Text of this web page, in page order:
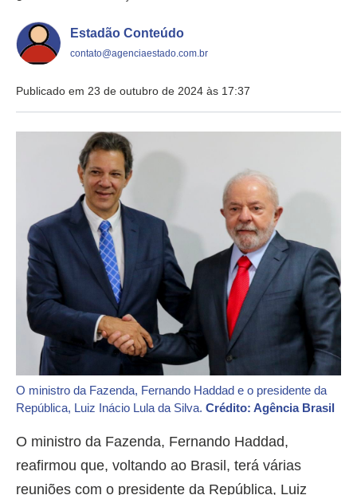
Estadão Conteúdo
contato@agenciaestado.com.br
Publicado em 23 de outubro de 2024 às 17:37
O ministro da Fazenda, Fernando Haddad e o presidente da
República, Luiz Inácio Lula da Silva. Crédito: Agência Brasil
O ministro da Fazenda, Fernando Haddad,
reafirmou que, voltando ao Brasil, terá várias
reuniões com o presidente da República, Luiz